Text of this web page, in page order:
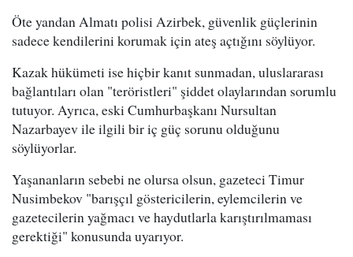
Öte yandan Almatı polisi Azirbek, güvenlik güçlerinin
sadece kendilerini korumak için ateş açtığını söylüyor.
Kazak hükümeti ise hiçbir kanıt sunmadan, uluslararası
bağlantıları olan "teröristleri" şiddet olaylarından sorumlu
tutuyor. Ayrıca, eski Cumhurbaşkanı Nursultan
Nazarbayev ile ilgili bir iç güç sorunu olduğunu
söylüyorlar.
Yaşananların sebebi ne olursa olsun, gazeteci Timur
Nusimbekov "barışçıl göstericilerin, eylemcilerin ve
gazetecilerin yağmacı ve haydutlarla karıştırılmaması
gerektiği" konusunda uyarıyor.